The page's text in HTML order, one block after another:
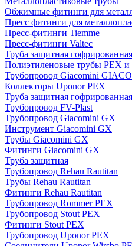
Обжимные фитинги для
Пресс фитинги для
Пресс-фитинги Tiemme
Пресс-фитинги Valtec
Труба защитная гофрированная
Полиэтиленовые трубы PEX
Трубопровод Giacomini
Коллекторы Uponor PEX
Труба защитная гофрированная
Трубопровод FV-Plast
Трубопровод Giacomini GX
Инструмент Giacomini GX
Трубы Giacomini GX
Фитинги Giacomini GX
Труба защитная
Трубопровод Rehau Rautitan
Трубы Rehau Rautitan
Фитинги Rehau Rautitan
Трубопровод Rommer PEX
Трубопровод Stout PEX
Фитинги Stout PEX
Трубопровод Uponor PEX